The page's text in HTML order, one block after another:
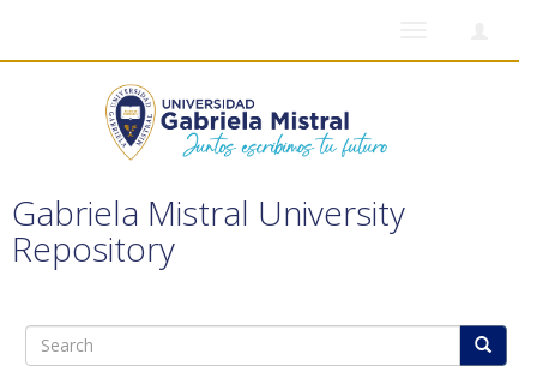
Gabriela Mistral University
Repository